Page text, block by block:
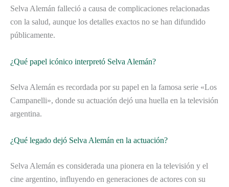
Selva Alemán falleció a causa de complicaciones relacionadas
con la salud, aunque los detalles exactos no se han difundido
públicamente.
¿Qué papel icónico interpretó Selva Alemán?
Selva Alemán es recordada por su papel en la famosa serie «Los
Campanelli», donde su actuación dejó una huella en la televisión
argentina.
¿Qué legado dejó Selva Alemán en la actuación?
Selva Alemán es considerada una pionera en la televisión y el
cine argentino, influyendo en generaciones de actores con su